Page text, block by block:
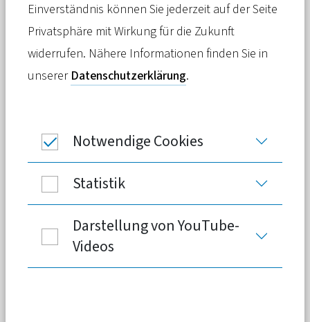
Schon heute drohen in einigen
strukturschwachen Regionen
Deutschlands große Lücken in der
medizinischen Versorgung – und unter
weiter verschärfen. Doch
Gesundheitsnetze können dort einen
starken Beitrag zur Lösung liefern.
Mit den richtigen Rahmenbedingungen
Einverständnis können Sie jederzeit auf der Seite
Privatsphäre mit Wirkung für die Zukunft
widerrufen. Nähere Informationen finden Sie in
unserer Datenschutzerklärung.
Notwendige Cookies
Statistik
Darstellung von YouTube-
Videos